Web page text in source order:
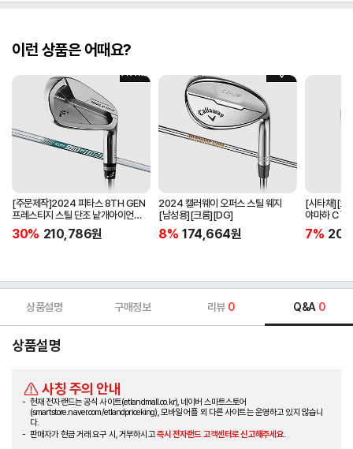
이런 상품은 어때요?
[주문제작]2024 피타스 8TH GEN
프레스티지 스틸 단조 낱개아이언
[남성용][4번][NSPRO950GH
NEO]
30% 210,786원
2024 캘러웨이 오퍼스 스틸 웨지
[남성용][크롬][DG]
8% 174,664원
[시타채][오
야마하 C`s
[여성용][화
ORIGINAL]
7%
상품설명 구매정보 리뷰 0 Q&A 0
상품설명
사칭 주의 안내
현재 전자랜드는 공식 사이트(etlandmall.co.kr), 네이버 스마트스토어
(smartstore.naver.com/etlandpriceking), 모바일 어플 외 다른 사이트는 운영하고 있지 않습니
다.
판매자가 현금 거래 요구 시, 거부하시고즉시 전자랜드 고객센터로 신고해주세요.